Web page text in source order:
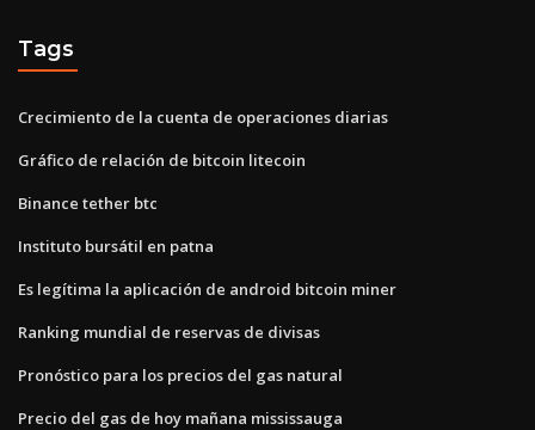
Tags
Crecimiento de la cuenta de operaciones diarias
Gráfico de relación de bitcoin litecoin
Binance tether btc
Instituto bursátil en patna
Es legítima la aplicación de android bitcoin miner
Ranking mundial de reservas de divisas
Pronóstico para los precios del gas natural
Precio del gas de hoy mañana mississauga